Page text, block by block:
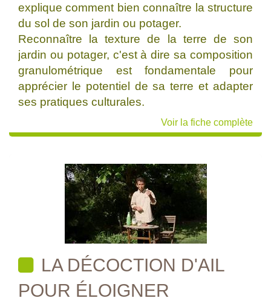
explique comment bien connaître la structure
du sol de son jardin ou potager.
Reconnaître la texture de la terre de son
jardin ou potager, c'est à dire sa composition
granulométrique est fondamentale pour
apprécier le potentiel de sa terre et adapter
ses pratiques culturales.
Voir la fiche complète
LA DÉCOCTION D'AIL
POUR ÉLOIGNER